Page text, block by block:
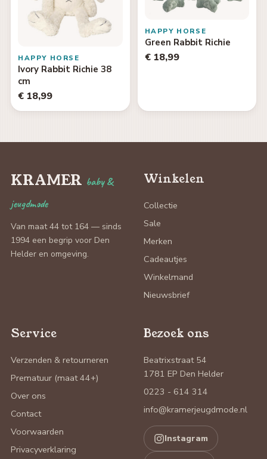
HAPPY HORSE
Ivory Rabbit Richie 38
cm
€ 18,99
HAPPY HORSE
Green Rabbit Richie
€ 18,99
KRAMER baby &
jeugdmode
Van maat 44 tot 164 — sinds
1994 een begrip voor Den
Helder en omgeving.
Winkelen
Collectie
Sale
Merken
Cadeautjes
Winkelmand
Nieuwsbrief
Service
Verzenden & retourneren
Prematuur (maat 44+)
Over ons
Contact
Voorwaarden
Privacyverklaring
Bezoek ons
Beatrixstraat 54
1781 EP Den Helder
0223 - 614 314
info@kramerjeugdmode.nl
Instagram